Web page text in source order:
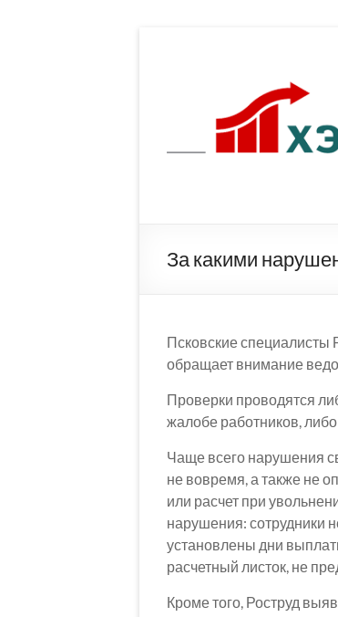
За какими
Псковские специалисты
обращает внимание
Проверки проводятся
жалобе работников,
Чаще всего нарушения
не вовремя, а также не
или расчет при
нарушения: сотрудники
установлены дни
расчетный листок, не
Кроме того, Роструд